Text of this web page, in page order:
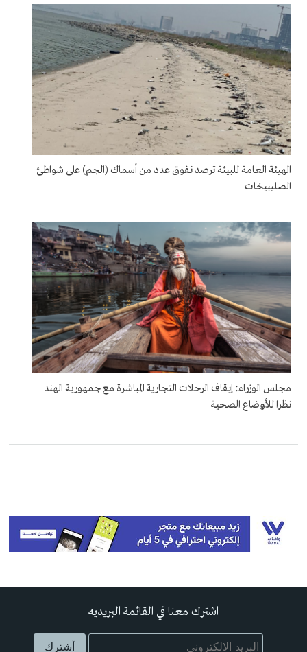
الهيئة العامة للبيئة ترصد نفوق عدد من أسماك (الجم) على شواطئ
الصليبيخات
مجلس الوزراء: إيقاف الرحلات التجارية المباشرة مع جمهورية الهند
نظرا للأوضاع الصحية
اشترك معنا في القائمة البريديه